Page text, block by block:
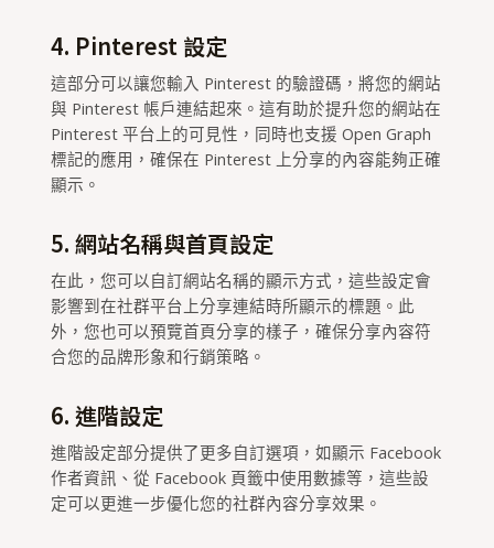
4. Pinterest 設定
這部分可以讓您輸入 Pinterest 的驗證碼，將您的網站
與 Pinterest 帳戶連結起來。這有助於提升您的網站在
Pinterest 平台上的可見性，同時也支援 Open Graph
標記的應用，確保在 Pinterest 上分享的內容能夠正確
顯示。
5. 網站名稱與首頁設定
在此，您可以自訂網站名稱的顯示方式，這些設定會
影響到在社群平台上分享連結時所顯示的標題。此
外，您也可以預覽首頁分享的樣子，確保分享內容符
合您的品牌形象和行銷策略。
6. 進階設定
進階設定部分提供了更多自訂選項，如顯示 Facebook
作者資訊、從 Facebook 頁籤中使用數據等，這些設
定可以更進一步優化您的社群內容分享效果。